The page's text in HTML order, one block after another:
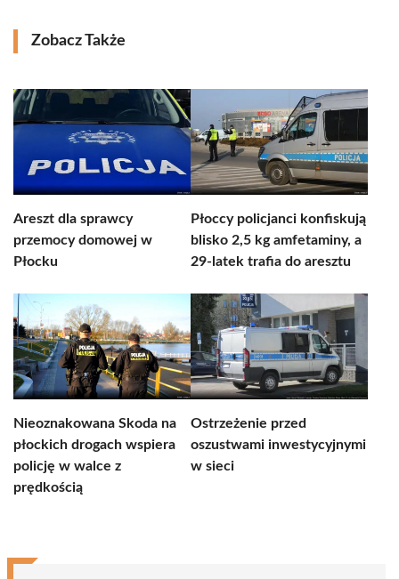
Zobacz Także
Areszt dla sprawcy
przemocy domowej w
Płocku
Płoccy policjanci konfiskują
blisko 2,5 kg amfetaminy, a
29-latek trafia do aresztu
Nieoznakowana Skoda na
płockich drogach wspiera
policję w walce z
prędkością
Ostrzeżenie przed
oszustwami inwestycyjnymi
w sieci